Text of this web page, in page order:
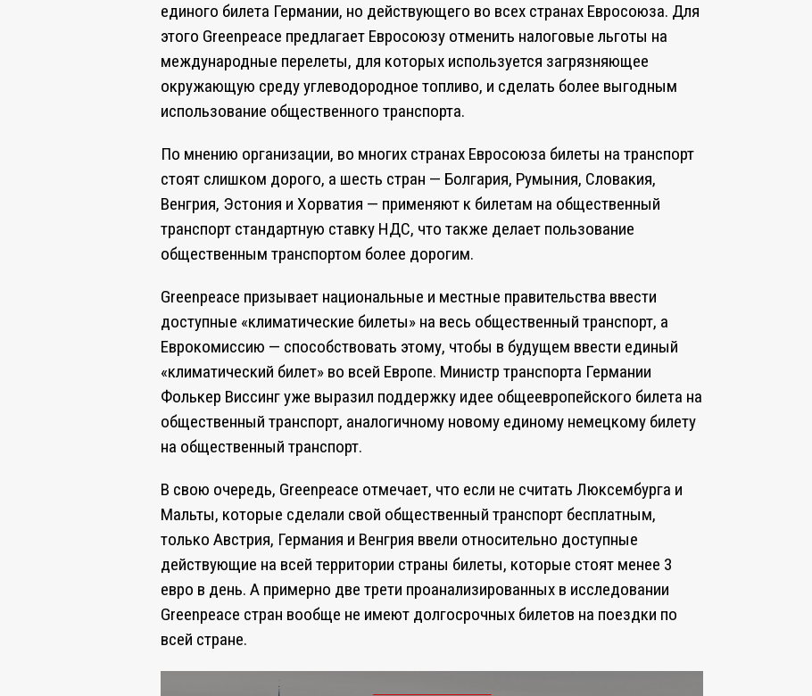
единого билета Германии, но действующего во всех странах Евросоюза. Для
этого Greenpeace предлагает Евросоюзу отменить налоговые льготы на
международные перелеты, для которых используется загрязняющее
окружающую среду углеводородное топливо, и сделать более выгодным
использование общественного транспорта.
По мнению организации, во многих странах Евросоюза билеты на транспорт
стоят слишком дорого, а шесть стран — Болгария, Румыния, Словакия,
Венгрия, Эстония и Хорватия — применяют к билетам на общественный
транспорт стандартную ставку НДС, что также делает пользование
общественным транспортом более дорогим.
Greenpeace призывает национальные и местные правительства ввести
доступные «климатические билеты» на весь общественный транспорт, а
Еврокомиссию — способствовать этому, чтобы в будущем ввести единый
«климатический билет» во всей Европе. Министр транспорта Германии
Фолькер Виссинг уже выразил поддержку идее общеевропейского билета на
общественный транспорт, аналогичному новому единому немецкому билету
на общественный транспорт.
В свою очередь, Greenpeace отмечает, что если не считать Люксембурга и
Мальты, которые сделали свой общественный транспорт бесплатным,
только Австрия, Германия и Венгрия ввели относительно доступные
действующие на всей территории страны билеты, которые стоят менее 3
евро в день. А примерно две трети проанализированных в исследовании
Greenpeace стран вообще не имеют долгосрочных билетов на поездки по
всей стране.